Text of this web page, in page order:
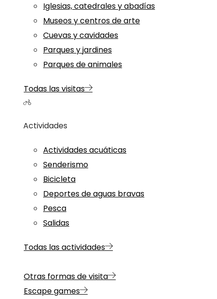
Iglesias, catedrales y abadías
Museos y centros de arte
Cuevas y cavidades
Parques y jardines
Parques de animales
Todas las visitas
Actividades
Actividades acuáticas
Senderismo
Bicicleta
Deportes de aguas bravas
Pesca
Salidas
Todas las actividades
Otras formas de visita
Escape games